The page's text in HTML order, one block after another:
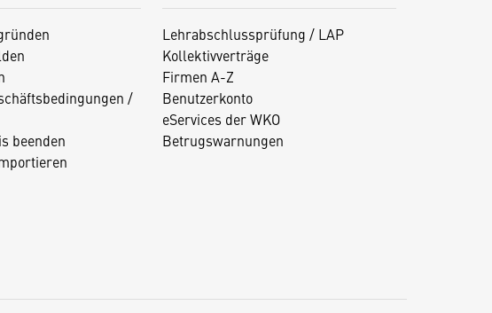
/
beenden
Lehrabschlussprüfung / LAP
Kollektivverträge
Firmen A-Z
Benutzerkonto
eServices der WKO
Betrugswarnungen